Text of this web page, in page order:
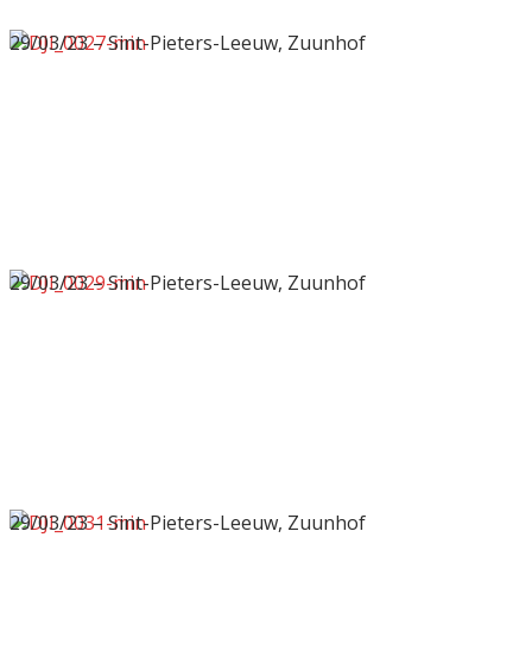
29/03/23 – Sint-Pieters-Leeuw, Zuunhof
29/03/23 – Sint-Pieters-Leeuw, Zuunhof
29/03/23 – Sint-Pieters-Leeuw, Zuunhof